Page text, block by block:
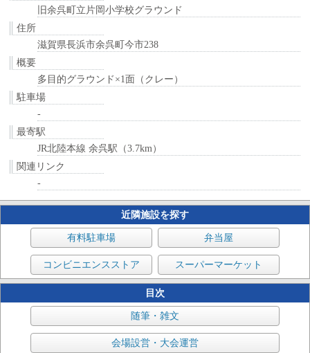
旧余呉町立片岡小学校グラウンド
住所
滋賀県長浜市余呉町今市238
概要
多目的グラウンド×1面（クレー）
駐車場
-
最寄駅
JR北陸本線 余呉駅（3.7km）
関連リンク
-
近隣施設を探す
有料駐車場 弁当屋
コンビニエンスストア スーパーマーケット
目次
随筆・雑文
会場設営・大会運営